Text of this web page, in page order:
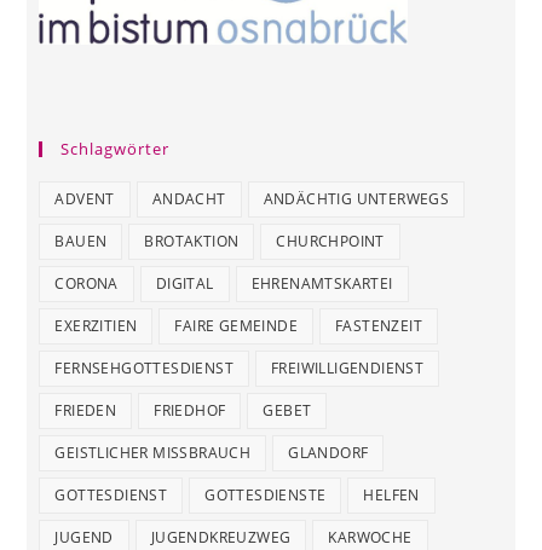
Schlagwörter
ADVENT ANDACHT ANDÄCHTIG UNTERWEGS
BAUEN BROTAKTION CHURCHPOINT
CORONA DIGITAL EHRENAMTSKARTEI
EXERZITIEN FAIRE GEMEINDE FASTENZEIT
FERNSEHGOTTESDIENST FREIWILLIGENDIENST
FRIEDEN FRIEDHOF GEBET
GEISTLICHER MISSBRAUCH GLANDORF
GOTTESDIENST GOTTESDIENSTE HELFEN
JUGEND JUGENDKREUZWEG KARWOCHE